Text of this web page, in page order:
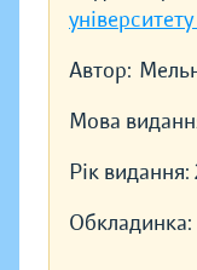
Автор:
Мова
Рік видання:
Обкладинка: